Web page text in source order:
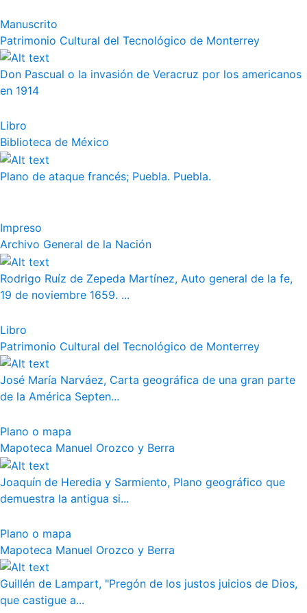
Manuscrito
Patrimonio Cultural del Tecnológico de Monterrey
Don Pascual o la invasión de Veracruz por los americanos
en 1914
Libro
Biblioteca de México
Plano de ataque francés; Puebla. Puebla.
Impreso
Archivo General de la Nación
Rodrigo Ruíz de Zepeda Martínez, Auto general de la fe,
19 de noviembre 1659. ...
Libro
Patrimonio Cultural del Tecnológico de Monterrey
José María Narváez, Carta geográfica de una gran parte
de la América Septen...
Plano o mapa
Mapoteca Manuel Orozco y Berra
Joaquín de Heredia y Sarmiento, Plano geográfico que
demuestra la antigua si...
Plano o mapa
Mapoteca Manuel Orozco y Berra
Guillén de Lampart, "Pregón de los justos juicios de Dios,
que castigue a...